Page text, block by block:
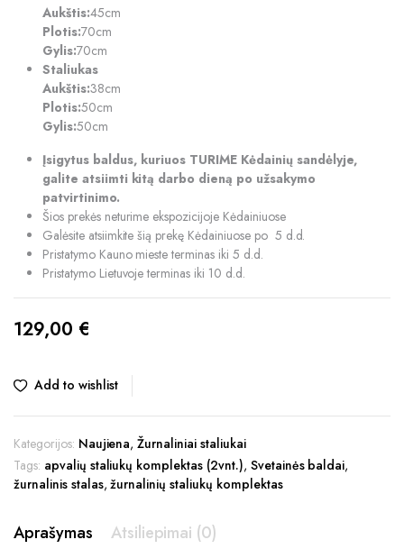
Aukštis:45cm
Plotis:70cm
Gylis:70cm
Staliukas
Aukštis:38cm
Plotis:50cm
Gylis:50cm
Įsigytus baldus, kuriuos TURIME Kėdainių sandėlyje,
galite atsiimti kitą darbo dieną po užsakymo
patvirtinimo.
Šios prekės neturime ekspozicijoje Kėdainiuose
Galėsite atsiimkite šią prekę Kėdainiuose po 5 d.d.
Pristatymo Kauno mieste terminas iki 5 d.d.
Pristatymo Lietuvoje terminas iki 10 d.d.
129,00 €
Add to wishlist
Kategorijos: Naujiena,Žurnaliniai staliukai
Tags: apvalių staliukų komplektas (2vnt.), Svetainės baldai,
žurnalinis stalas,žurnalinių staliukų komplektas
Aprašymas Atsiliepimai (0)